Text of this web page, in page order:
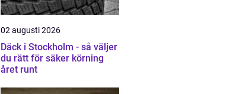
02 augusti 2026
Däck i Stockholm - så väljer
du rätt för säker körning
året runt